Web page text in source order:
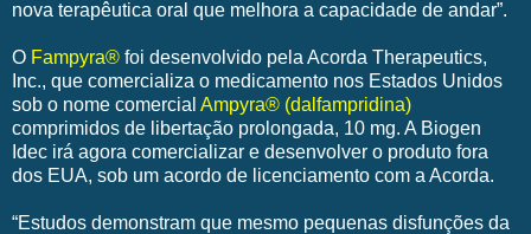
nova terapêutica oral que melhora a capacidade de andar”.
O Fampyra® foi desenvolvido pela Acorda Therapeutics,
Inc., que comercializa o medicamento nos Estados Unidos
sob o nome comercial Ampyra® (dalfampridina)
comprimidos de libertação prolongada, 10 mg. A Biogen
Idec irá agora comercializar e desenvolver o produto fora
dos EUA, sob um acordo de licenciamento com a Acorda.
“Estudos demonstram que mesmo pequenas disfunções da